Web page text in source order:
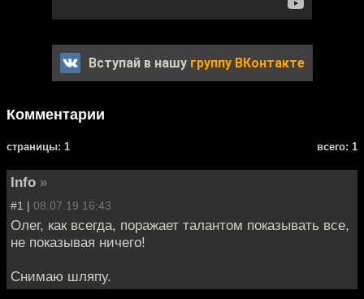
Вступай в нашу группу ВКонтакте
Комментарии
cтраницы: 1 всего: 1
Info »
#1 | 08.07.19 16:43
Олег, как всегда, поражает талантом показывать все,
не показывая ничего!
Снимаю шляпу.